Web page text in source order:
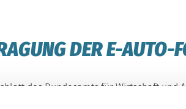
DER E-AUTO-
des Bundesamts für Wirtschaft